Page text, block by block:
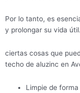
Por lo tanto, es
y prolongar su vida útil.
ciertas cosas que
techo de aluzinc en
Limpie de